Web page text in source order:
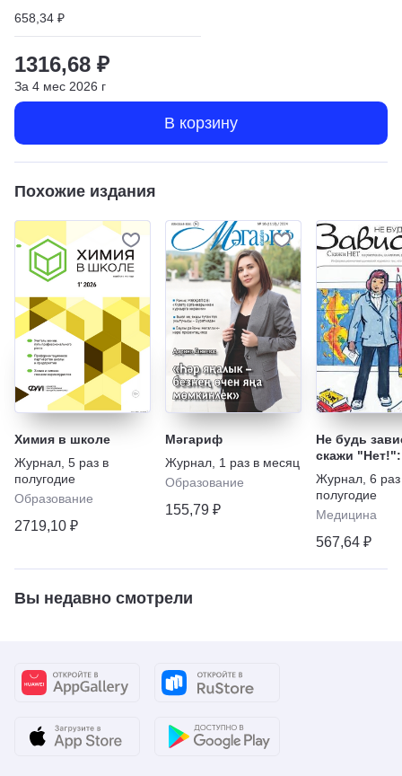
658,34 ₽
1316,68 ₽
За 4 мес 2026 г
В корзину
Похожие издания
Химия в школе
Журнал 5 раз в
полугодие
Образование
2719,10 ₽
Мәгариф
Журнал 1 раз в месяц
Образование
155,79 ₽
Не будь
скажи "Нет!":
наркотикам,
алкоголю,
игромании
Журнал 6
полугодие
Медицина
567,64 ₽
Вы недавно смотрели